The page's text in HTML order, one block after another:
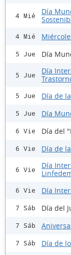
4 Mié
Día
4 Mié
5 Jue Día
5 Jue
Día
5 Jue Día de
5 Jue Día
6 Vie Día del
6 Vie Día de
6 Vie
Día
6 Vie Día
7 Sáb Día del
7 Sáb
7 Sáb Día de